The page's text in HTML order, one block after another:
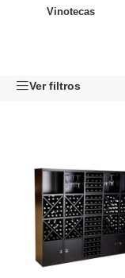
Vinotecas
Ver filtros